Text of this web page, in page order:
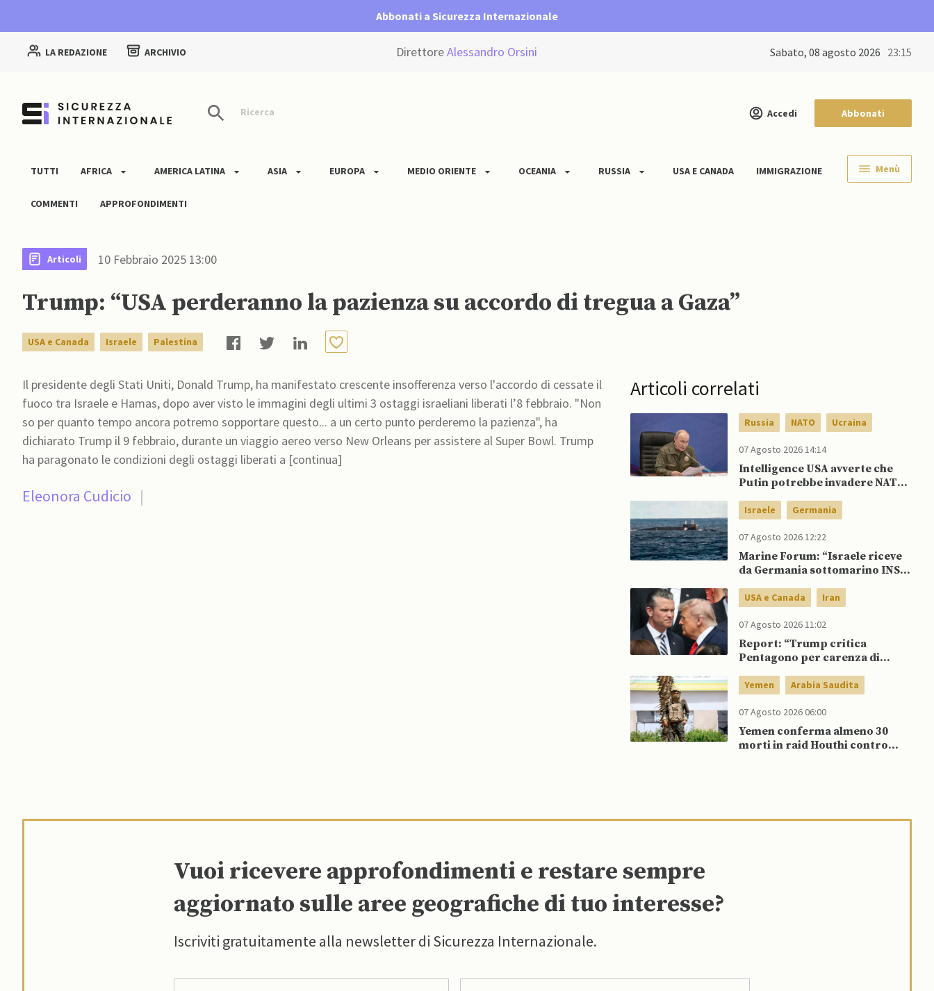
Abbonati a Sicurezza Internazionale
LA REDAZIONE ARCHIVIO DirettoreAlessandro Orsini sabato, 08 agosto 2026 23:15
Ricerca Accedi Abbonati
TUTTI AFRICA AMERICA LATINA ASIA EUROPA MEDIO ORIENTE OCEANIA RUSSIA USA E CANADA IMMIGRAZIONE
COMMENTI APPROFONDIMENTI
Menù
Articoli 10 Febbraio 2025 13:00
Trump: “USA perderanno la pazienza su accordo di tregua a Gaza”
USA e Canada Israele Palestina
Il presidente degli Stati Uniti, Donald Trump, ha manifestato crescente insofferenza verso l'accordo di cessate il
fuoco tra Israele e Hamas, dopo aver visto le immagini degli ultimi 3 ostaggi israeliani liberati l’8 febbraio. "Non
so per quanto tempo ancora potremo sopportare questo... a un certo punto perderemo la pazienza", ha
dichiarato Trump il 9 febbraio, durante un viaggio aereo verso New Orleans per assistere al Super Bowl. Trump
ha paragonato le condizioni degli ostaggi liberati a [continua]
Eleonora Cudicio |
Articoli correlati
Russia NATO Ucraina
07 Agosto 2026 14:14
Intelligence USA avverte che
Putin potrebbe invadere NATO
Ucraina
Israele Germania
07 Agosto 2026 12:22
Marine Forum: “Israele riceve
da Germania sottomarino INS
USA e Canada Iran
07 Agosto 2026 11:02
Report: “Trump critica
Pentagono per carenza di
Yemen Arabia Saudita
07 Agosto 2026 06:00
Yemen conferma almeno 30
morti in raid Houthi contro
Vuoi ricevere approfondimenti e restare sempre
aggiornato sulle aree geografiche di tuo interesse?
Iscriviti gratuitamente alla newsletter di Sicurezza Internazionale.